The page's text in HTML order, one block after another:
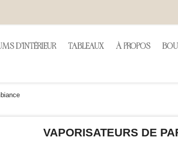
D'INTÉRIEUR TABLEAUX À PROPOS
VAPORISATEURS DE